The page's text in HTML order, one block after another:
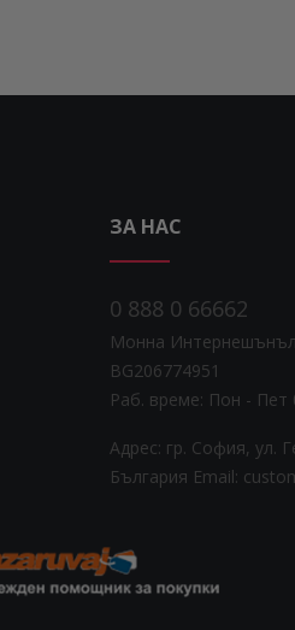
ЗА НАС
0 888 0 66662
Монна
BG206774951
Раб. време: Пoн - Пет
Адрес: гр. София, ул.
България Email: